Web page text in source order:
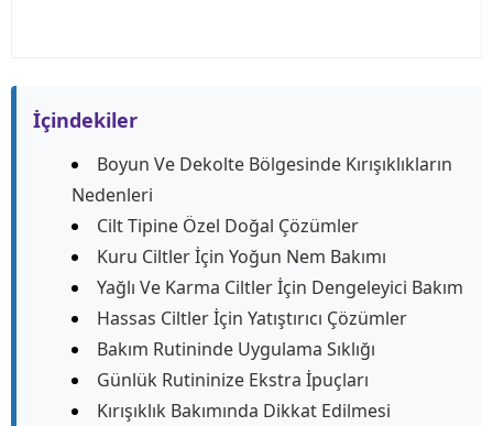
İçindekiler
Boyun Ve Dekolte Bölgesinde Kırışıklıkların
Nedenleri
Cilt Tipine Özel Doğal Çözümler
Kuru Ciltler İçin Yoğun Nem Bakımı
Yağlı Ve Karma Ciltler İçin Dengeleyici Bakım
Hassas Ciltler İçin Yatıştırıcı Çözümler
Bakım Rutininde Uygulama Sıklığı
Günlük Rutininize Ekstra İpuçları
Kırışıklık Bakımında Dikkat Edilmesi